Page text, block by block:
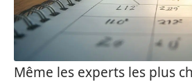
Même les experts les plus